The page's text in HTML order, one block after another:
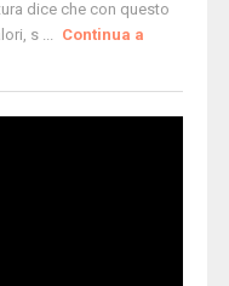
dice che con questo
s ... Continua a